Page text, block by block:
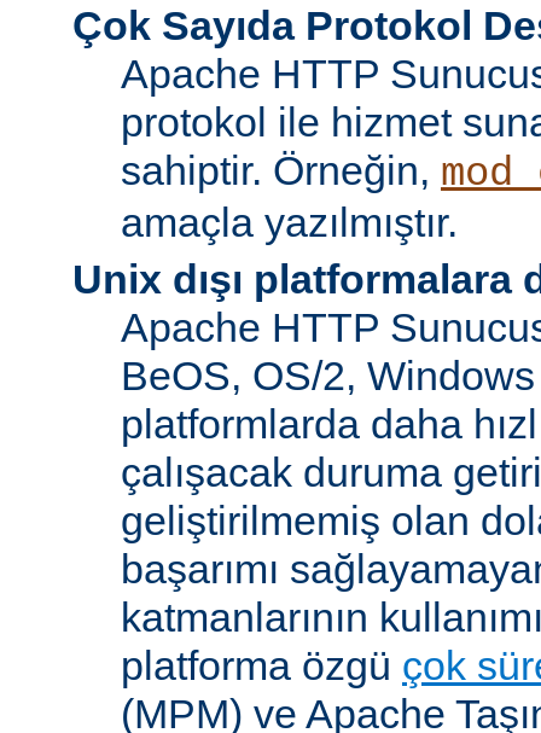
Çok Sayıda Protokol
Apache HTTP
protokol ile hizmet
sahiptir. Örneğin,
amaçla yazılmıştır.
Unix dışı platformalara
Apache HTTP
BeOS, OS/2,
platformlarda daha
çalışacak duruma
geliştirilmemiş olan
başarımı
katmanlarının
platforma özgü çok
(MPM) ve Apache